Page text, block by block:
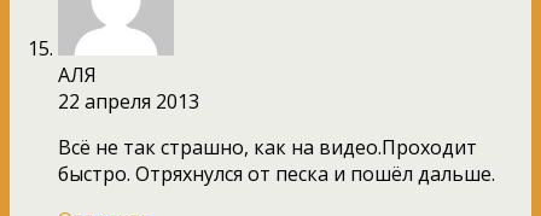
АЛЯ
22 апреля 2013
Всё не так страшно, как на видео.Проходит
быстро. Отряхнулся от песка и пошёл дальше.